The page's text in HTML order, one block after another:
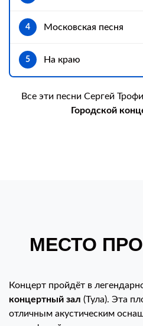
4 Московская песня
5 На краю
Все эти песни Сергей
Городской
МЕСТО
Концерт пройдёт в
концертный зал (Тула). Эта
отличным акустическим